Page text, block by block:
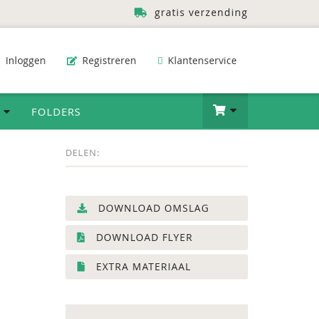
gratis verzending
Inloggen Registreren Klantenservice
FOLDERS
DELEN:
DOWNLOAD OMSLAG
DOWNLOAD FLYER
EXTRA MATERIAAL